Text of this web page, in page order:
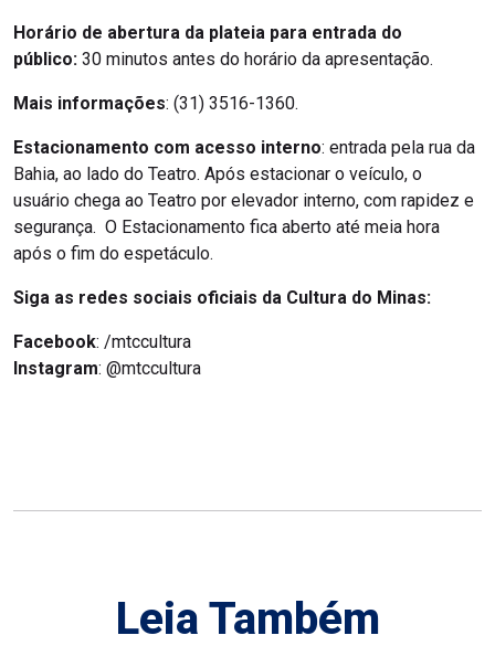
Horário de abertura da plateia para entrada do
público: 30 minutos antes do horário da apresentação.
Mais informações: (31) 3516-1360.
Estacionamento com acesso interno: entrada pela rua da
Bahia, ao lado do Teatro. Após estacionar o veículo, o
usuário chega ao Teatro por elevador interno, com rapidez e
segurança. O Estacionamento fica aberto até meia hora
após o fim do espetáculo.
Siga as redes sociais oficiais da Cultura do Minas:
Facebook: /mtccultura
Instagram: @mtccultura
Leia Também